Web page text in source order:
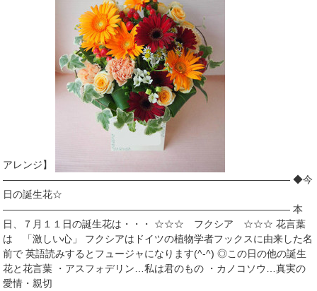
アレンジ】
――――――――――――――――――――――――――――― ◆今
日の誕生花☆
――――――――――――――――――――――――――――― 本
日、７月１１日の誕生花は・・・ ☆☆☆ フクシア ☆☆☆ 花言葉
は 「激しい心」 フクシアはドイツの植物学者フックスに由来した名
前で 英語読みするとフュージャになります(^-^) ◎この日の他の誕生
花と花言葉 ・アスフォデリン…私は君のもの ・カノコソウ…真実の
愛情・親切